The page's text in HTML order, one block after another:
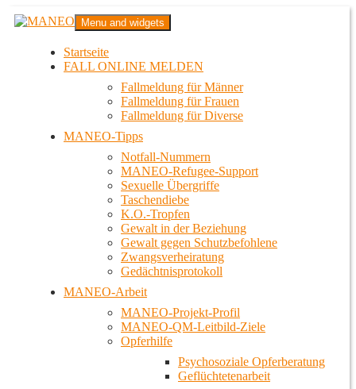
Zum
InhaltMANEO
Das schwule Anti-Gewalt-Projekt in Berlin
Menu and widgets
Startseite
FALL ONLINE MELDEN
Fallmeldung für Männer
Fallmeldung für Frauen
Fallmeldung für Diverse
MANEO-Tipps
Notfall-Nummern
MANEO-Refugee-Support
Sexuelle Übergriffe
Taschendiebe
K.O.-Tropfen
Gewalt in der Beziehung
Gewalt gegen Schutzbefohlene
Zwangsverheiratung
Gedächtnisprotokoll
MANEO-Arbeit
MANEO-Projekt-Profil
MANEO-QM-Leitbild-Ziele
Opferhilfe
Psychosoziale Opferberatung
Geflüchtetenarbeit